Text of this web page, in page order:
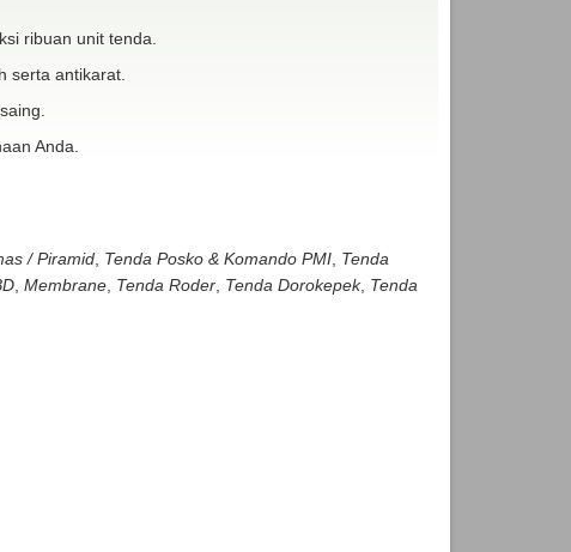
ribuan unit tenda.
serta antikarat.
Anda.
/ Piramid, Tenda Posko & Komando PMI, Tenda
, Membrane, Tenda Roder, Tenda Dorokepek, Tenda